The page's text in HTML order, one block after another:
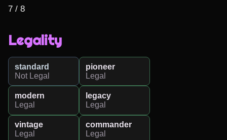
7 / 8
Legality
standard
Not Legal
pioneer
Legal
modern
Legal
legacy
Legal
vintage
Legal
commander
Legal